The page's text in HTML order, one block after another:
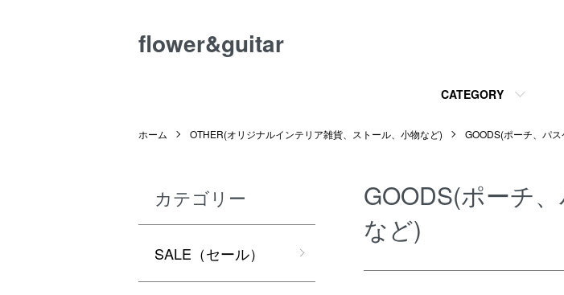
flower&guitar
CATEGORY
ホーム OTHER(オリジナルインテリア雑貨、ストール、小物など) GOODS(ポーチ、パ
GOODS(ポーチ
など)
カテゴリー
SALE（セール）